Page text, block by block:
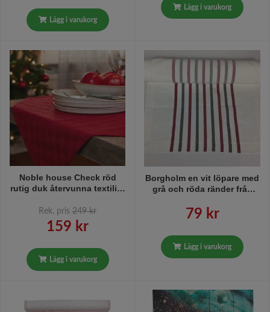
Lägg i varukorg
Lägg i varukorg
Noble house Check röd
rutig duk återvunna textilier
Rek. pris 249 kr
159 kr
Lägg i varukorg
Borgholm en vit löpare med
grå och röda ränder från
cm.
79 kr
Lägg i varukorg